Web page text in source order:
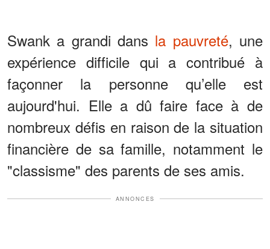
Swank a grandi dans la pauvreté, une
expérience difficile qui a contribué à
façonner la personne qu’elle est
aujourd'hui. Elle a dû faire face à de
nombreux défis en raison de la situation
financière de sa famille, notamment le
"classisme" des parents de ses amis.
ANNONCES